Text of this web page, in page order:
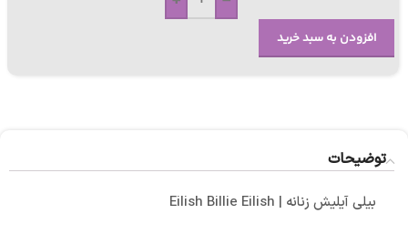
افزودن به سبد خرید
توضیحات
بیلی آیلیش زنانه | Eilish Billie Eilish